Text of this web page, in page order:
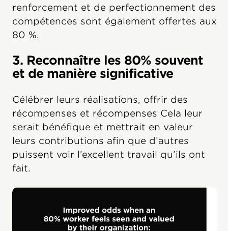
renforcement et de perfectionnement des
compétences sont également offertes aux
80 %.
3. Reconnaître les 80% souvent
et de manière significative
Célébrer leurs réalisations, offrir des
récompenses et récompenses Cela leur
serait bénéfique et mettrait en valeur
leurs contributions afin que d’autres
puissent voir l’excellent travail qu’ils ont
fait.